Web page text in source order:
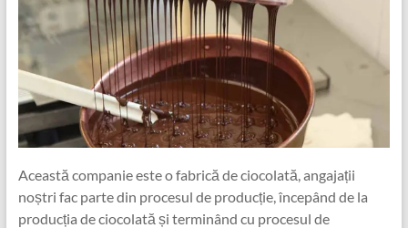
Această companie este o fabrică de ciocolată, angajații
noștri fac parte din procesul de producție, începând de la
producția de ciocolată și terminând cu procesul de